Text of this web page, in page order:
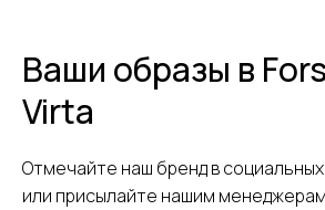
Ваши образы в
Virta
Отмечайте наш бренд в
или присылайте нашим